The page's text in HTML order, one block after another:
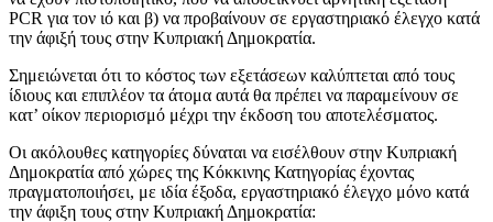
PCR για τον ιό και β) να προβαίνουν σε εργαστηριακό έλεγχο κατά
την άφιξή τους στην Κυπριακή Δημοκρατία.
Σημειώνεται ότι το κόστος των εξετάσεων καλύπτεται από τους
ίδιους και επιπλέον τα άτομα αυτά θα πρέπει να παραμείνουν σε
κατ’ οίκον περιορισμό μέχρι την έκδοση του αποτελέσματος.
Οι ακόλουθες κατηγορίες δύναται να εισέλθουν στην Κυπριακή
Δημοκρατία από χώρες της Κόκκινης Κατηγορίας έχοντας
πραγματοποιήσει, με ιδία έξοδα, εργαστηριακό έλεγχο μόνο κατά
την άφιξη τους στην Κυπριακή Δημοκρατία: